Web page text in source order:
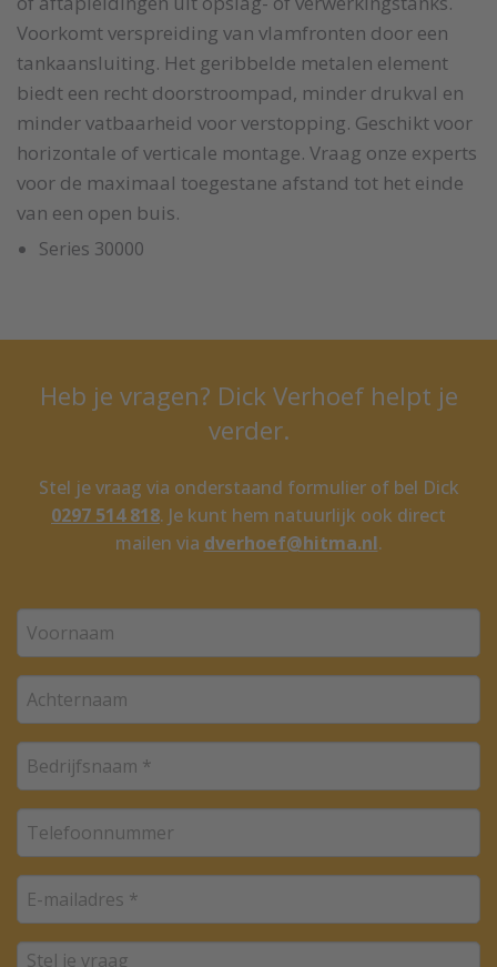
Voorkomt verspreiding van vlamfronten door een
tankaansluiting. Het geribbelde metalen element
biedt een recht doorstroompad, minder drukval en
minder vatbaarheid voor verstopping. Geschikt voor
horizontale of verticale montage. Vraag onze experts
voor de maximaal toegestane afstand tot het einde
van een open buis.
Series 30000
Heb je vragen? Dick Verhoef helpt je
verder.
Stel je vraag via onderstaand formulier of bel Dick
0297 514 818. Je kunt hem natuurlijk ook direct
mailen via dverhoef@hitma.nl.